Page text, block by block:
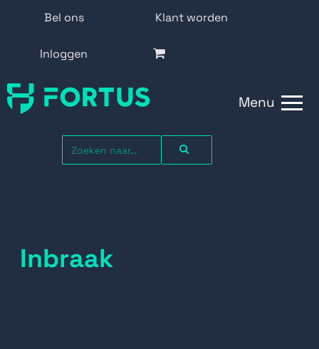
Bel ons Klant worden
Inloggen
Menu
Inbraak